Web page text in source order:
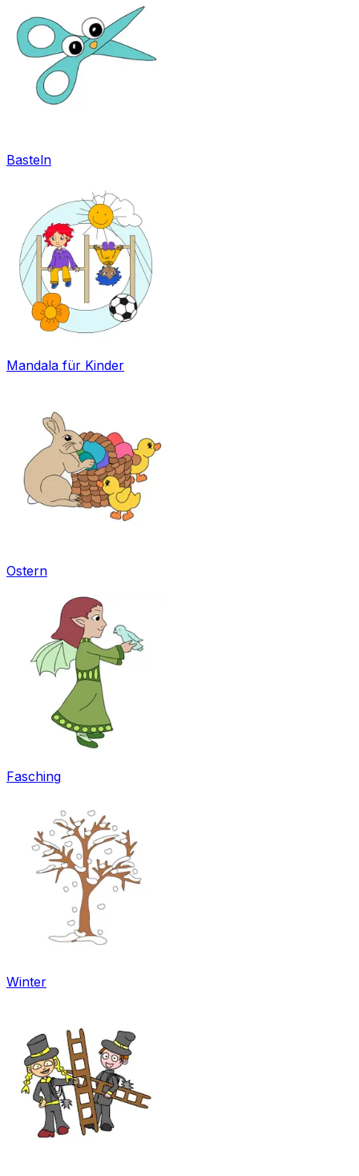
Basteln
Mandala für Kinder
Ostern
Fasching
Winter